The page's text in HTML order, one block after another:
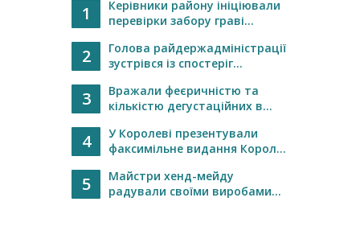
1
Керівники району ініціювали
перевірки забору граві...
2
Голова райдержадміністрації
зустрівся із спостеріг...
3
Вражали феєричністю та
кількістю дегустаційних в...
4
У Королеві презентували
факсимільне видання Корол...
5
Майстри хенд-мейду
радували своїми виробами...